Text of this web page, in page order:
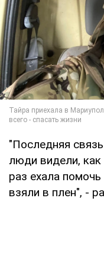
"Последняя
люди видели, как
раз ехала
взяли в плен", -